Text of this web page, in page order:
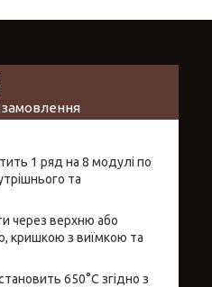
замовлення
1 ряд на 8 модулі по
та
через верхню або
кришкою з виїмкою та
650°C згідно з